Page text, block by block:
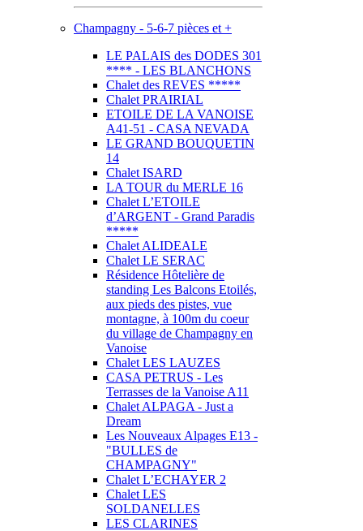
Champagny - 5-6-7 pièces et +
LE PALAIS des DODES 301
**** - LES BLANCHONS
Chalet des REVES *****
Chalet PRAIRIAL
ETOILE DE LA VANOISE
A41-51 - CASA NEVADA
LE GRAND BOUQUETIN
14
Chalet ISARD
LA TOUR du MERLE 16
Chalet L’ETOILE
d’ARGENT - Grand Paradis
*****
Chalet ALIDEALE
Chalet LE SERAC
Résidence Hôtelière de
standing Les Balcons Etoilés,
aux pieds des pistes, vue
montagne, à 100m du coeur
du village de Champagny en
Vanoise
Chalet LES LAUZES
CASA PETRUS - Les
Terrasses de la Vanoise A11
Chalet ALPAGA - Just a
Dream
Les Nouveaux Alpages E13 -
"BULLES de
CHAMPAGNY"
Chalet L’ECHAYER 2
Chalet LES
SOLDANELLES
LES CLARINES